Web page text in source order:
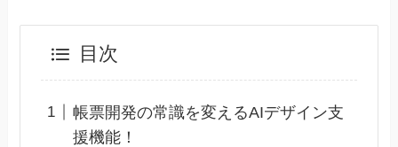
目次
帳票開発の常識を変えるAIデザイン支
援機能！